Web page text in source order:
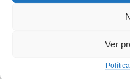
Ver
Notícias
Roadmap para